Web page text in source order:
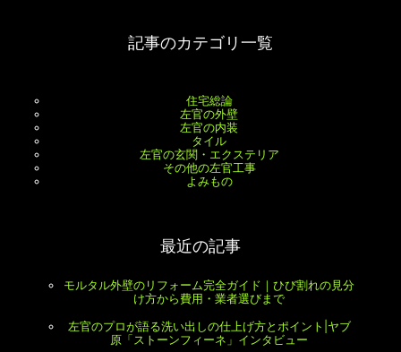
記事のカテゴリ一覧
住宅総論
左官の外壁
左官の内装
タイル
左官の玄関・エクステリア
その他の左官工事
よみもの
最近の記事
モルタル外壁のリフォーム完全ガイド｜ひび割れの見分
け方から費用・業者選びまで
左官のプロが語る洗い出しの仕上げ方とポイント|ヤブ
原「ストーンフィーネ」インタビュー